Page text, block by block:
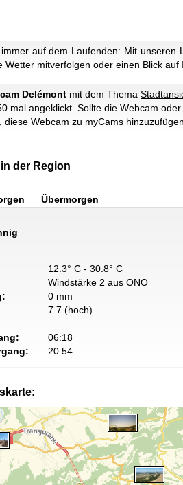
auf dem Laufenden: Mit unseren
Wetter mitverfolgen oder einen Blick auf
Delémont mit dem Thema
mal angeklickt. Sollte die Webcam
diese Webcam zu myCams hinzuzufügen.
der Region
Übermorgen
12.3° C - 30.8° C
Windstärke 2 aus ONO
0 mm
7.7 (hoch)
06:18
20:54